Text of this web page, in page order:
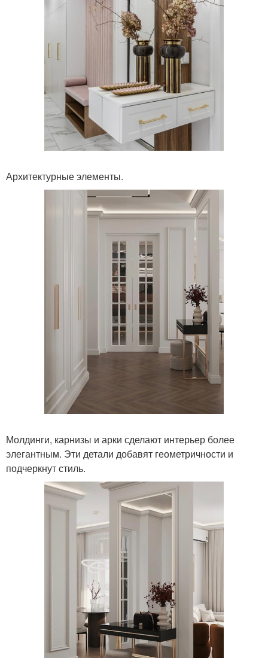
Архитектурные элементы.
Молдинги, карнизы и арки сделают интерьер более
элегантным. Эти детали добавят геометричности и
подчеркнут стиль.